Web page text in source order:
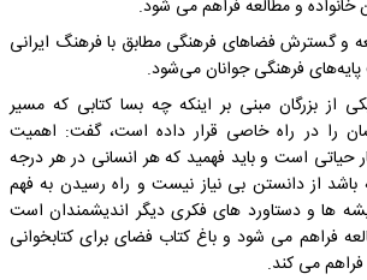
و مطالعه فراهم می شود.
و گسترش فضاهای فرهنگی مطابق با فرهنگ ایرانی
فرهنگی جوانان می‌شود.
از بزرگان مبنی بر اینکه چه بسا کتابی که مسیر
را در راه خاصی قرار داده است، گفت: اهمیت
حیاتی است و باید فهمید که هر انسانی در هر درجه
از دانستن بی نیاز نیست و راه رسیدن به فهم
ها و دستاورد های فکری دیگر اندیشمندان است
فراهم می شود و باغ کتاب فضای برای کتابخوانی
می کند.